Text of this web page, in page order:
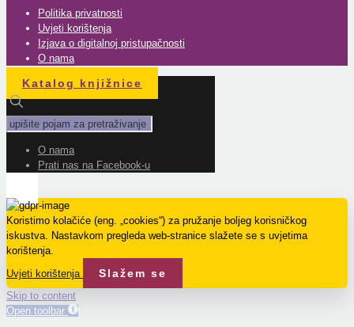
Politika privatnosti
Uvjeti korištenja
Izjava o digitalnoj pristupačnosti
O nama
Katalog knjižnice
O nama
Prati nas na Facebook-u
Koristimo kolačiće (eng. „cookies“) za pružanje boljeg korisničkog
iskustva. Nastavkom pregleda web-stranice slažete se s uvjetima
korištenja.
Uvjeti korištenja
Slažem se
Skip to content
Open toolbar